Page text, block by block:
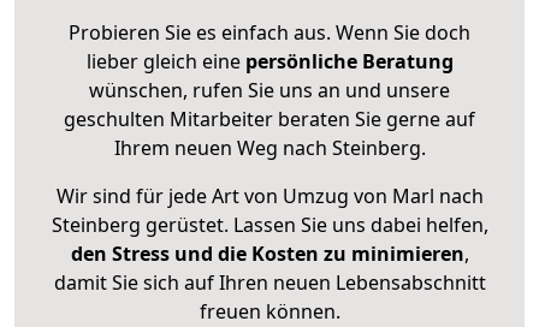
Probieren Sie es einfach aus. Wenn Sie doch
lieber gleich eine persönliche Beratung
wünschen, rufen Sie uns an und unsere
geschulten Mitarbeiter beraten Sie gerne auf
Ihrem neuen Weg nach Steinberg.
Wir sind für jede Art von Umzug von Marl nach
Steinberg gerüstet. Lassen Sie uns dabei helfen,
den Stress und die Kosten zu minimieren,
damit Sie sich auf Ihren neuen Lebensabschnitt
freuen können.